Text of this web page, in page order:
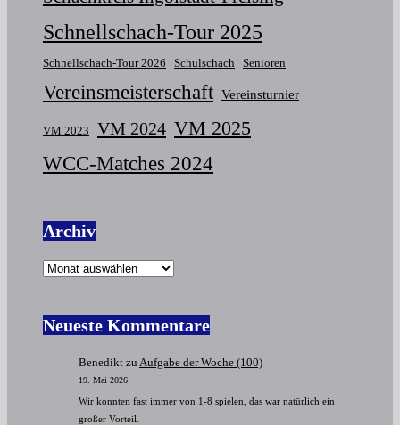
Schnellschach-Tour 2025
Schnellschach-Tour 2026 Schulschach Senioren
Vereinsmeisterschaft Vereinsturnier
VM 2023 VM 2024 VM 2025
WCC-Matches 2024
Archiv
Neueste Kommentare
Benedikt zu Aufgabe der Woche (100)
19. Mai 2026
Wir konnten fast immer von 1-8 spielen, das war natürlich ein
großer Vorteil.